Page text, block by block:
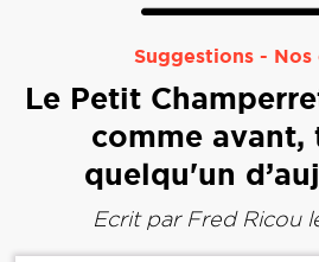
Suggestions- Nos
Le Petit
comme avant,
quelqu'un
Ecrit par Fred Ricou